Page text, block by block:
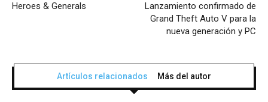
Heroes & Generals
Lanzamiento confirmado de
Grand Theft Auto V para la
nueva generación y PC
Artículos relacionados Más del autor